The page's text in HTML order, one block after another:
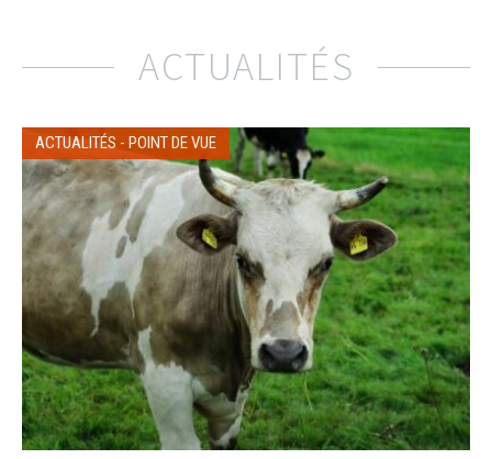
ACTUALITÉS
ACTUALITÉS - POINT DE VUE